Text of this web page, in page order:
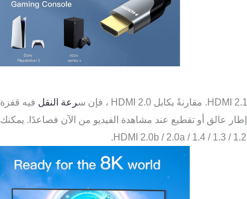
رعة النقل فيه قفزة نوعية ،
إطار عالق أو تقطيع عند مشاهدة الفيديو من الآن فصاعدًا.